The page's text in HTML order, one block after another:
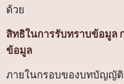
ด้วย
สิทธิในการรับทราบข้อมูล
ข้อมูล
ภายในกรอบของบทบัญญั